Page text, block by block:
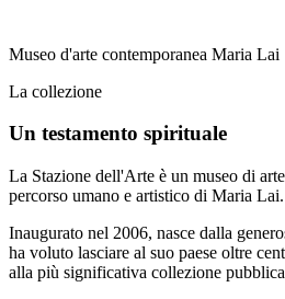
Museo d'arte contemporanea Maria Lai
La collezione
Un testamento spirituale
La Stazione dell'Arte è un museo di
percorso umano e artistico di Maria Lai.
Inaugurato nel 2006, nasce dalla
ha voluto lasciare al suo paese oltre
alla più significativa collezione